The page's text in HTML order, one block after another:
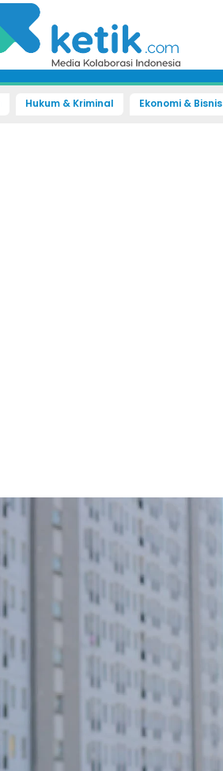
Hukum & Kriminal Ekonomi & Bisnis